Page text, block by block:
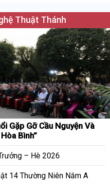
Thuật Thánh
Gặp Gỡ Cầu Nguyện Và
Bình”
– Hè 2026
14 Thường Niên Năm A